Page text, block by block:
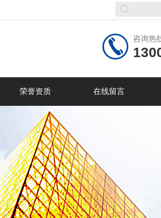
咨询热
荣誉资质 在线留言